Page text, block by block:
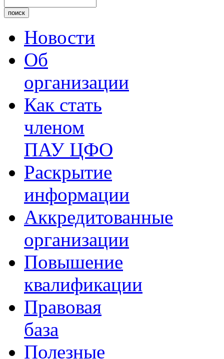
Новости
Об
организации
Как стать
членом
ПАУ ЦФО
Раскрытие
информации
Аккредитованные
организации
Повышение
квалификации
Правовая
база
Полезные